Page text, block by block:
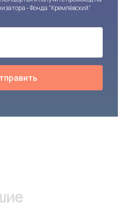
- Фонда "Кремлёвский"